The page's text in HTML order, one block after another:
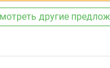
другие